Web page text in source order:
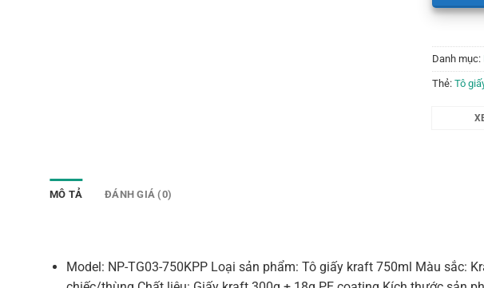
Danh mục:
Thẻ: Tô
MÔ TẢ ĐÁNH GIÁ (0)
Model: NP-TG03-750KPP Loại sản phẩm: Tô giấy kraft 750ml Màu sắc: